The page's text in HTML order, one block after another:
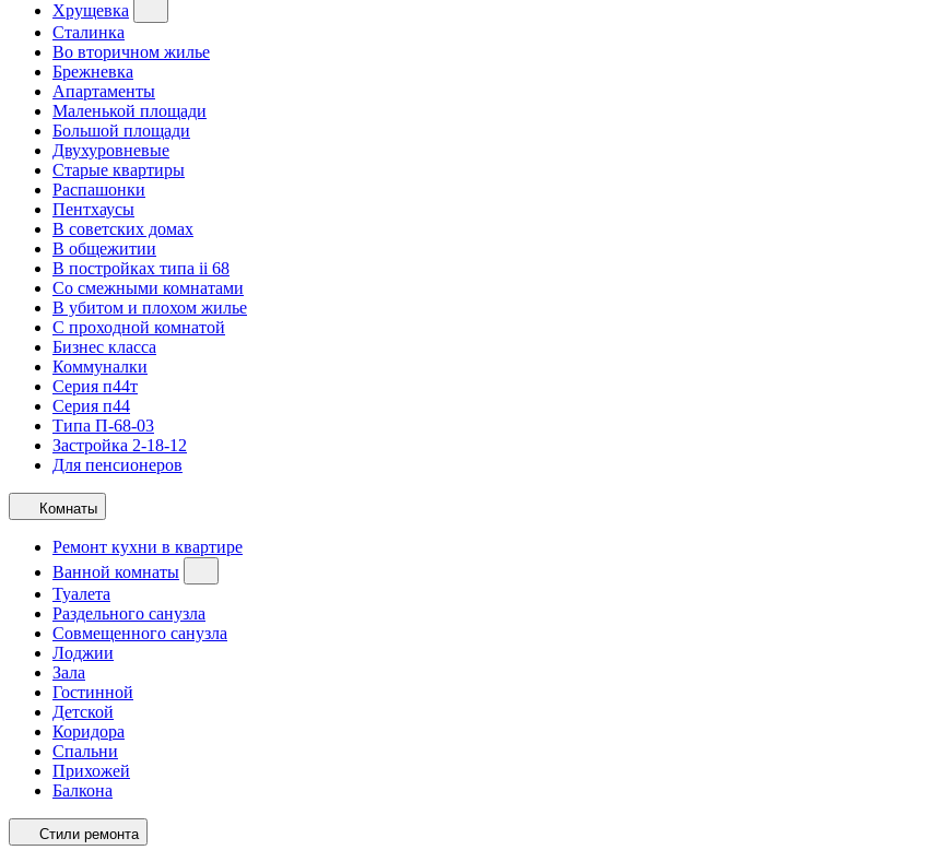
Хрущевка
Сталинка
Во вторичном жилье
Брежневка
Апартаменты
Маленькой площади
Большой площади
Двухуровневые
Старые квартиры
Распашонки
Пентхаусы
В советских домах
В общежитии
В постройках типа ii 68
Со смежными комнатами
В убитом и плохом жилье
С проходной комнатой
Бизнес класса
Коммуналки
Серия п44т
Серия п44
Типа П-68-03
Застройка 2-18-12
Для пенсионеров
Комнаты
Ремонт кухни в квартире
Ванной комнаты
Туалета
Раздельного санузла
Совмещенного санузла
Лоджии
Зала
Гостинной
Детской
Коридора
Спальни
Прихожей
Балкона
Стили ремонта